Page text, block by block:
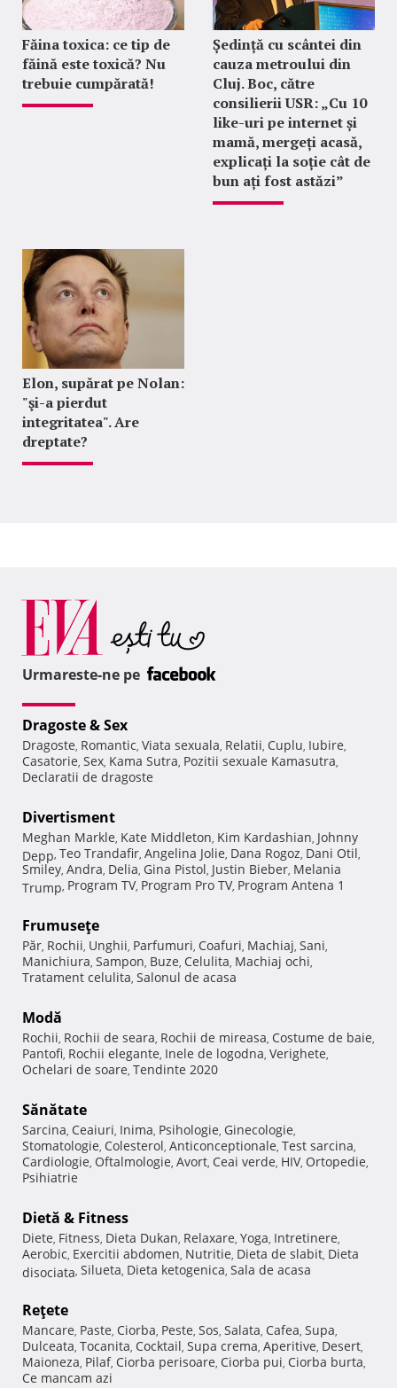
Făina toxica: ce tip de
făină este toxică? Nu
trebuie cumpărată!
Ședință cu scântei din
cauza metroului din
Cluj. Boc, către
consilierii USR: „Cu 10
like-uri pe internet și
mamă, mergeți acasă,
explicați la soție cât de
bun ați fost astăzi”
Elon, supărat pe Nolan:
"şi-a pierdut
integritatea". Are
dreptate?
Urmareste-ne pe
Dragoste & Sex
Dragoste, Romantic, Viata sexuala, Relatii, Cuplu, Iubire,
Casatorie, Sex, Kama Sutra, Pozitii sexuale Kamasutra,
Declaratii de dragoste
Divertisment
Meghan Markle, Kate Middleton, Kim Kardashian, Johnny
Depp, Teo Trandafir, Angelina Jolie, Dana Rogoz, Dani Otil,
Smiley, Andra, Delia, Gina Pistol, Justin Bieber, Melania
Trump, Program TV, Program Pro TV, Program Antena 1
Frumuseţe
Păr, Rochii, Unghii, Parfumuri, Coafuri, Machiaj, Sani,
Manichiura, Sampon, Buze, Celulita, Machiaj ochi,
Tratament celulita, Salonul de acasa
Modă
Rochii, Rochii de seara, Rochii de mireasa, Costume de baie,
Pantofi, Rochii elegante, Inele de logodna, Verighete,
Ochelari de soare, Tendinte 2020
Sănătate
Sarcina, Ceaiuri, Inima, Psihologie, Ginecologie,
Stomatologie, Colesterol, Anticonceptionale, Test sarcina,
Cardiologie, Oftalmologie, Avort, Ceai verde, HIV, Ortopedie,
Psihiatrie
Dietă & Fitness
Diete, Fitness, Dieta Dukan, Relaxare, Yoga, Intretinere,
Aerobic, Exercitii abdomen, Nutritie, Dieta de slabit, Dieta
disociata, Silueta, Dieta ketogenica, Sala de acasa
Reţete
Mancare, Paste, Ciorba, Peste, Sos, Salata, Cafea, Supa,
Dulceata, Tocanita, Cocktail, Supa crema, Aperitive, Desert,
Maioneza, Pilaf, Ciorba perisoare, Ciorba pui, Ciorba burta,
Ce mancam azi